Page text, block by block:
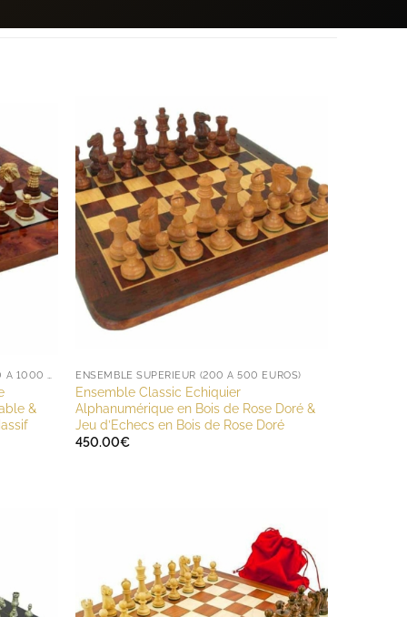
ENSEMBLE HAUT DE GAMME (DE 500 À 1000 EUROS)
&
ENSEMBLE SUPÉRIEUR (200 À 500 EUROS)
Ensemble Classic Echiquier
Alphanumérique en Bois de Rose Doré &
Jeu d’Echecs en Bois de Rose Doré
450.00€